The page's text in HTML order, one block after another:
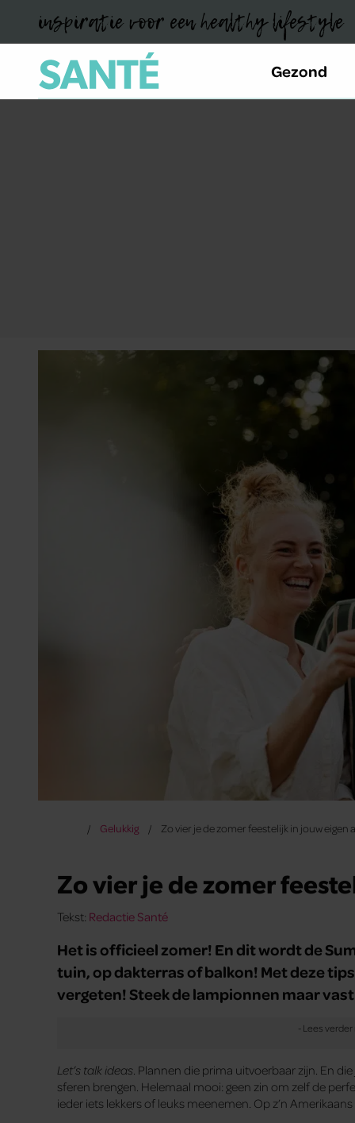
inspiratie voor een healthy lifestyle
Gezond
Gelukkig Zo vier je de zomer feestelijk in jouw
Zo vier je de zomer
Tekst: Redactie Santé
Het is officieel zomer! En dit wordt de
tuin, op dakterras of balkon! Met deze
vergeten! Steek de lampionnen maar
Let’s talk ideas . Plannen die prima uitvoerbaar zijn. En
sferen brengen. Helemaal mooi: geen zin om zelf de
ieder iets lekkers of leuks meenemen. Op z’n